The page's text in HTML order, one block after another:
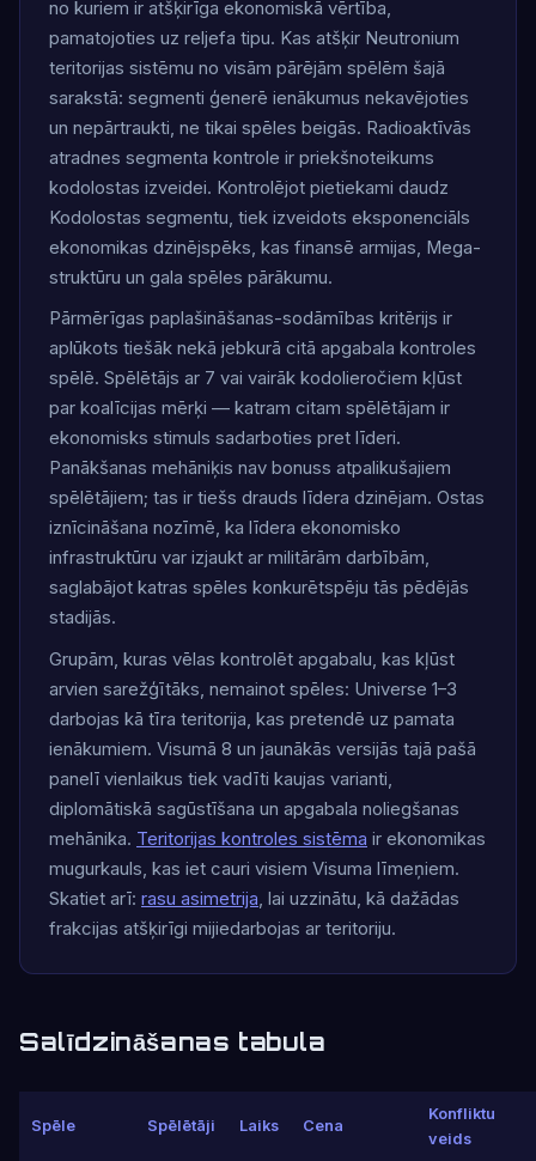
no kuriem ir atšķirīga ekonomiskā vērtība,
pamatojoties uz reljefa tipu. Kas atšķir Neutronium
teritorijas sistēmu no visām pārējām spēlēm šajā
sarakstā: segmenti ģenerē ienākumus nekavējoties
un nepārtraukti, ne tikai spēles beigās. Radioaktīvās
atradnes segmenta kontrole ir priekšnoteikums
kodolostas izveidei. Kontrolējot pietiekami daudz
Kodolostas segmentu, tiek izveidots eksponenciāls
ekonomikas dzinējspēks, kas finansē armijas, Mega-
struktūru un gala spēles pārākumu.
Pārmērīgas paplašināšanas-sodāmības kritērijs ir
aplūkots tiešāk nekā jebkurā citā apgabala kontroles
spēlē. Spēlētājs ar 7 vai vairāk kodolieročiem kļūst
par koalīcijas mērķi — katram citam spēlētājam ir
ekonomisks stimuls sadarboties pret līderi.
Panākšanas mehāniķis nav bonuss atpalikušajiem
spēlētājiem; tas ir tiešs drauds līdera dzinējam. Ostas
iznīcināšana nozīmē, ka līdera ekonomisko
infrastruktūru var izjaukt ar militārām darbībām,
saglabājot katras spēles konkurētspēju tās pēdējās
stadijās.
Grupām, kuras vēlas kontrolēt apgabalu, kas kļūst
arvien sarežģītāks, nemainot spēles: Universe 1–3
darbojas kā tīra teritorija, kas pretendē uz pamata
ienākumiem. Visumā 8 un jaunākās versijās tajā pašā
panelī vienlaikus tiek vadīti kaujas varianti,
diplomātiskā sagūstīšana un apgabala noliegšanas
mehānika. Teritorijas kontroles sistēma ir ekonomikas
mugurkauls, kas iet cauri visiem Visuma līmeņiem.
Skatiet arī: rasu asimetrija, lai uzzinātu, kā dažādas
frakcijas atšķirīgi mijiedarbojas ar teritoriju.
Salīdzināšanas tabula
Spēle Spēlētāji Laiks Cena
Konfliktu
veids